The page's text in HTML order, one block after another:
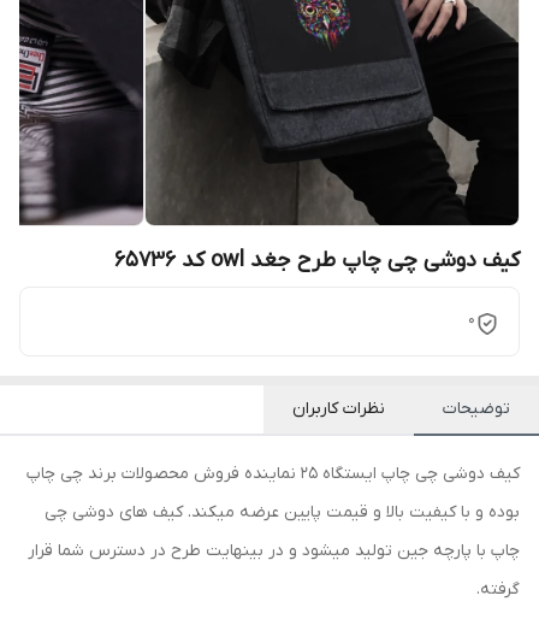
کیف دوشی چی چاپ طرح جغد owl کد 65736
0
توضیحات نظرات کاربران
کیف دوشی چی چاپ ایستگاه 25 نماینده فروش محصولات برند چی چاپ
بوده و با کیفیت بالا و قیمت پایین عرضه میکند. کیف های دوشی چی
چاپ با پارچه جین تولید میشود و در بینهایت طرح در دسترس شما قرار
گرفته.